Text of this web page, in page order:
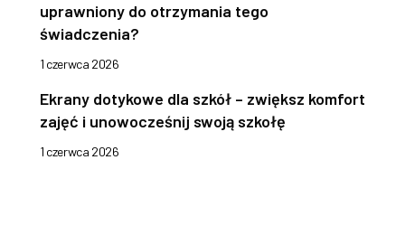
uprawniony do otrzymania tego
świadczenia?
1 czerwca 2026
Ekrany dotykowe dla szkół – zwiększ komfort
zajęć i unowocześnij swoją szkołę
1 czerwca 2026